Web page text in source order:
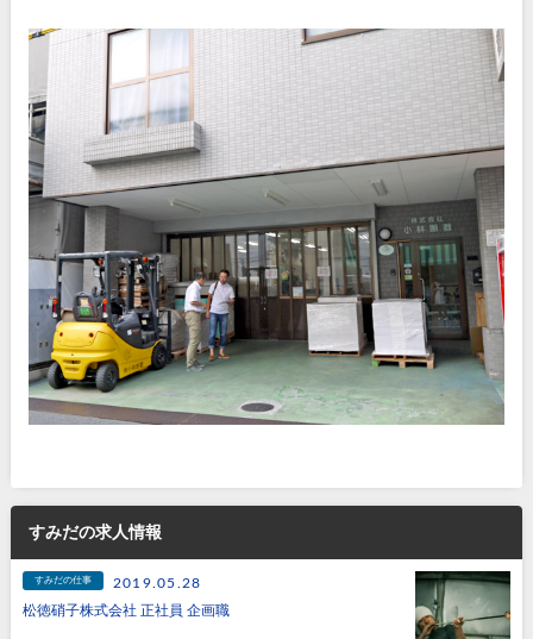
すみだの求人情報
すみだの仕事
2019.05.28
松徳硝子株式会社 正社員 企画職